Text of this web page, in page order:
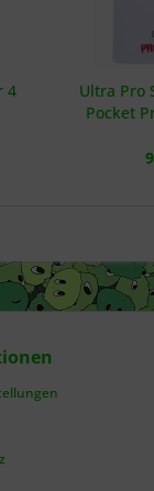
4
Ultra Pro
Pocket